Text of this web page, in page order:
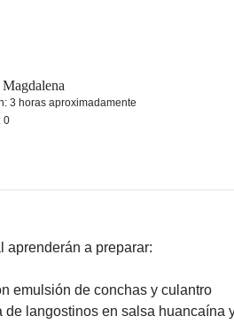
3 horas aproximadamente
0
aprenderán a preparar:
emulsión de conchas y culantro
de langostinos en salsa huancaína